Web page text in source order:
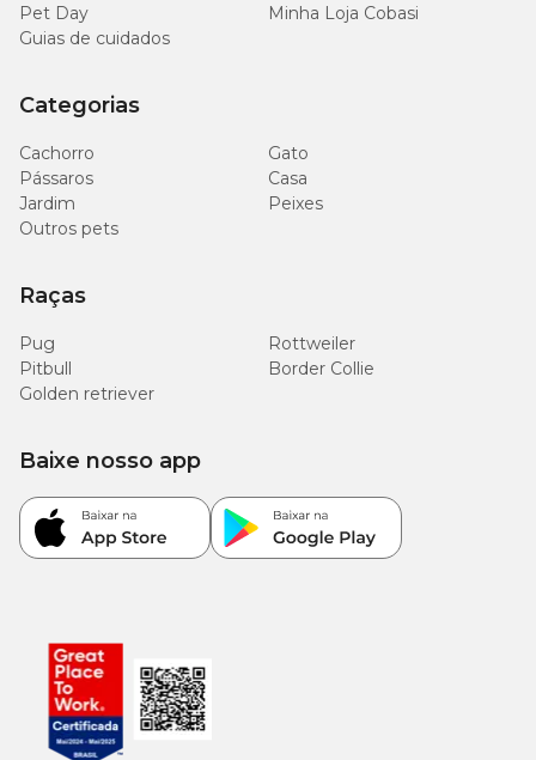
Pet Day
Minha Loja Cobasi
Guias de cuidados
Categorias
Cachorro
Gato
Pássaros
Casa
Jardim
Peixes
Outros pets
Raças
Pug
Rottweiler
Pitbull
Border Collie
Golden retriever
Baixe nosso app